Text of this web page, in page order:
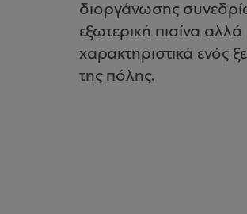
διοργάνωσης
εξωτερική πισίνα
χαρακτηριστικά ενός
της πόλης.